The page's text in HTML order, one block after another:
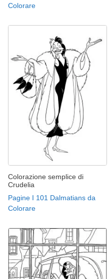
Colorare
Colorazione semplice di
Crudelia
Pagine I 101 Dalmatians da
Colorare